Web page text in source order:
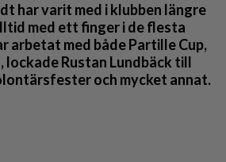
har varit med i klubben längre
med ett finger i de flesta
arbetat med både Partille Cup,
lockade Rustan Lundbäck till
och mycket annat.